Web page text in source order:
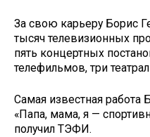
За свою карьеру Борис
тысяч телевизионных
пять концертных
телефильмов, три
Самая известная работа
«Папа, мама, я —
получил ТЭФИ.